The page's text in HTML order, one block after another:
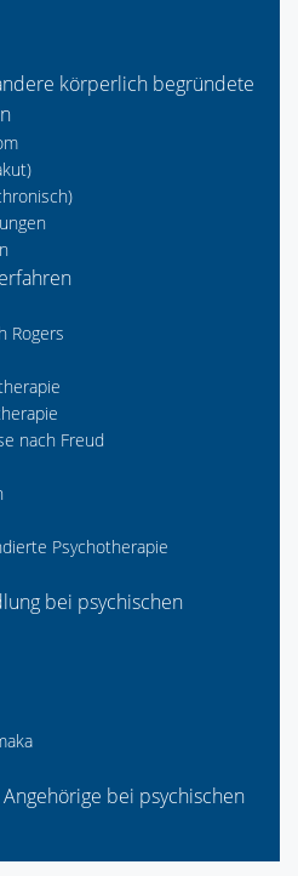
körperlich begründete
Rogers
nach Freud
Psychotherapie
bei psychischen
bei psychischen